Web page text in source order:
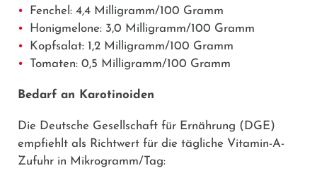
Fenchel: 4,4 Milligramm/100 Gramm
Honigmelone: 3,0 Milligramm/100 Gramm
Kopfsalat: 1,2 Milligramm/100 Gramm
Tomaten: 0,5 Milligramm/100 Gramm
Bedarf an Karotinoiden
Die Deutsche Gesellschaft für Ernährung (DGE)
empfiehlt als Richtwert für die tägliche Vitamin-A-
Zufuhr in Mikrogramm/Tag: